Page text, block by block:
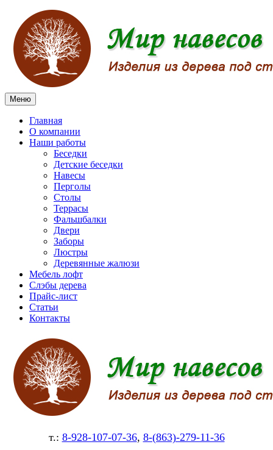
Меню
Главная
О компании
Наши работы
Беседки
Детские беседки
Навесы
Перголы
Столы
Террасы
Фальшбалки
Двери
Заборы
Люстры
Деревянные жалюзи
Мебель лофт
Слэбы дерева
Прайс-лист
Статьи
Контакты
т.: 8-928-107-07-36, 8-(863)-279-11-36